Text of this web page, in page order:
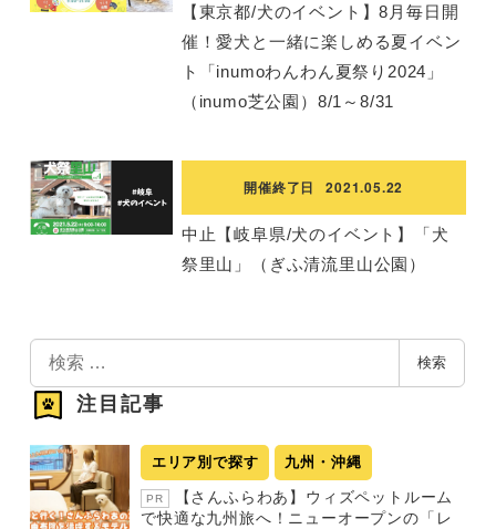
【東京都/犬のイベント】8月毎日開
催！愛犬と一緒に楽しめる夏イベン
ト「inumoわんわん夏祭り2024」
（inumo芝公園）8/1～8/31
開催終了日 2021.05.22
中止【岐阜県/犬のイベント】「犬
祭里山」（ぎふ清流里山公園）
検
索
検索
注目記事
エリア別で探す 九州・沖縄
PR
【さんふらわあ】ウィズペットルーム
で快適な九州旅へ！ニューオープンの「レ